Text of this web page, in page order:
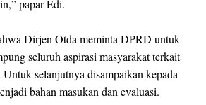
papar Edi.
Dirjen Otda meminta DPRD untuk
seluruh aspirasi masyarakat terkait
selanjutnya disampaikan kepada
bahan masukan dan evaluasi.